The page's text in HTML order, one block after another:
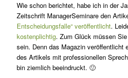
Wie schon berichtet, habe ich in der
Zeitschrift ManagerSeminare den
Entscheidungsfalle“ veröffentlicht.
kostenplichtig. Zum Glück müssen
sein. Denn das Magazin veröffentlicht
des Artikels mit professionellen
bin ziemlich beeindruckt. 🙂